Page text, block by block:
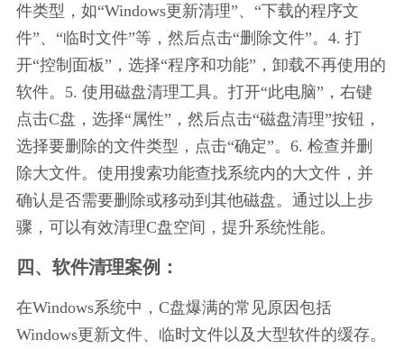
件类型，如“Windows更新清理”、“下载的程序文
件”、“临时文件”等，然后点击“删除文件”。4. 打
开“控制面板”，选择“程序和功能”，卸载不再使用的
软件。5. 使用磁盘清理工具。打开“此电脑”，右键
点击C盘，选择“属性”，然后点击“磁盘清理”按钮，
选择要删除的文件类型，点击“确定”。6. 检查并删
除大文件。使用搜索功能查找系统内的大文件，并
确认是否需要删除或移动到其他磁盘。通过以上步
骤，可以有效清理C盘空间，提升系统性能。
四、软件清理案例：
在Windows系统中，C盘爆满的常见原因包括
Windows更新文件、临时文件以及大型软件的缓存。